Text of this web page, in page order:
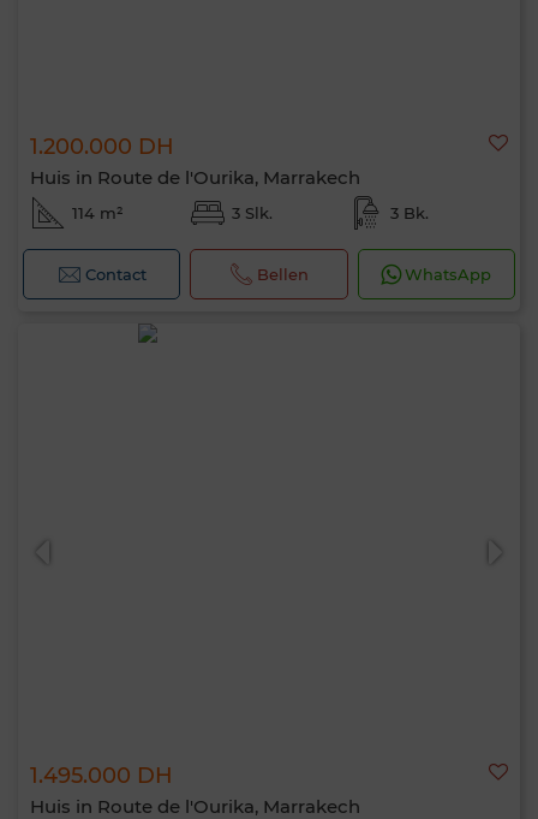
1.200.000 DH
Huis in Route de l'Ourika, Marrakech
114 m² 3 Slk. 3 Bk.
Contact Bellen WhatsApp
1.495.000 DH
Huis in Route de l'Ourika, Marrakech